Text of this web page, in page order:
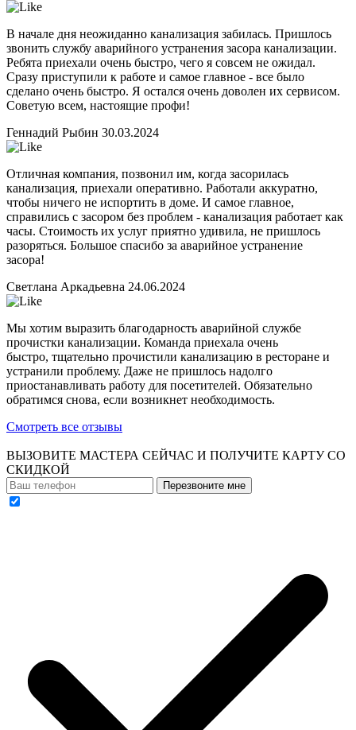
В начале дня неожиданно канализация забилась. Пришлось
звонить службу аварийного устранения засора канализации.
Ребята приехали очень быстро, чего я совсем не ожидал.
Сразу приступили к работе и самое главное - все было
сделано очень быстро. Я остался очень доволен их сервисом.
Советую всем, настоящие профи!
Геннадий Рыбин 30.03.2024
Отличная компания, позвонил им, когда засорилась
канализация, приехали оперативно. Работали аккуратно,
чтобы ничего не испортить в доме. И самое главное,
справились с засором без проблем - канализация работает как
часы. Стоимость их услуг приятно удивила, не пришлось
разоряться. Большое спасибо за аварийное устранение
засора!
Светлана Аркадьевна 24.06.2024
Мы хотим выразить благодарность аварийной службе
прочистки канализации. Команда приехала очень
быстро, тщательно прочистили канализацию в ресторане и
устранили проблему. Даже не пришлось надолго
приостанавливать работу для посетителей. Обязательно
обратимся снова, если возникнет необходимость.
Смотреть все отзывы
ВЫЗОВИТЕ МАСТЕРА СЕЙЧАС И ПОЛУЧИТЕ КАРТУ СО
СКИДКОЙ
Перезвоните мне